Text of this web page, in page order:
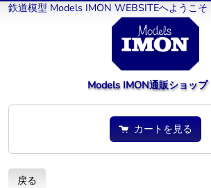
鉄道模型 Models IMON WEBSITEへようこそ
Models IMON通販ショップ
カートを見る
戻る